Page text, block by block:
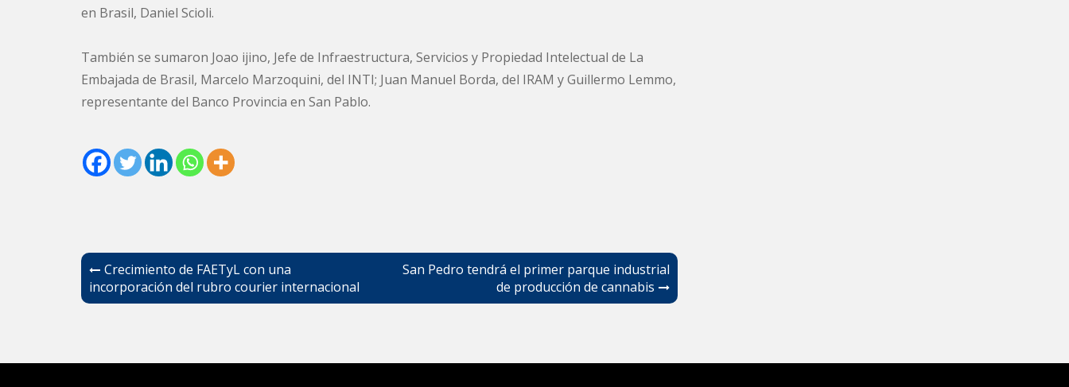
en Brasil, Daniel Scioli.
También se sumaron Joao ijino, Jefe de Infraestructura, Servicios y Propiedad Intelectual de La
Embajada de Brasil, Marcelo Marzoquini, del INTI; Juan Manuel Borda, del IRAM y Guillermo Lemmo,
representante del Banco Provincia en San Pablo.
Navegación
de
Crecimiento de FAETyL con una
incorporación del rubro courier internacional
San Pedro tendrá el primer parque industrial
de producción de cannabis